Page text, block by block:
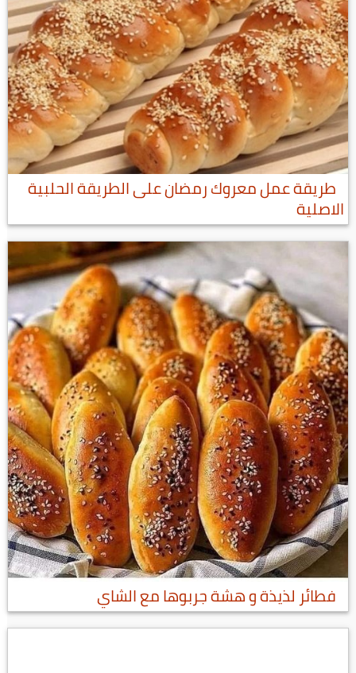
طريقة عمل معروك رمضان على الطريقة الحلبية
الاصلية
فطائر لذيذة و هشة جربوها مع الشاي